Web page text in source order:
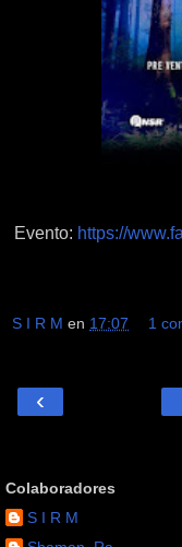
Evento: https://
S I R M en 17:07 1
‹
Colaboradores
S I R M